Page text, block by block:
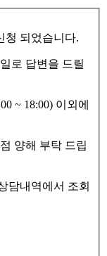
청 되었습니다.
로 답변을 드릴
~ 18:00) 이외에
양해 부탁 드립
담내역에서 조회